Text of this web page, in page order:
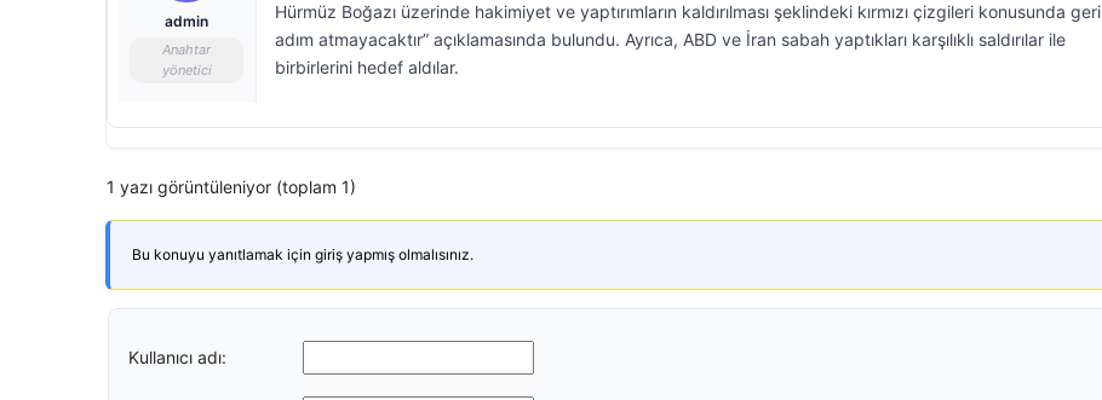
admin
Anahtar
yönetici
Hürmüz Boğazı üzerinde hakimiyet ve yaptırımların kaldırılması şeklindeki kırmızı çizgileri konusunda geri
adım atmayacaktır” açıklamasında bulundu. Ayrıca, ABD ve İran sabah yaptıkları karşılıklı saldırılar ile
birbirlerini hedef aldılar.
1 yazı görüntüleniyor (toplam 1)
Bu konuyu yanıtlamak için giriş yapmış olmalısınız.
Kullanıcı adı: